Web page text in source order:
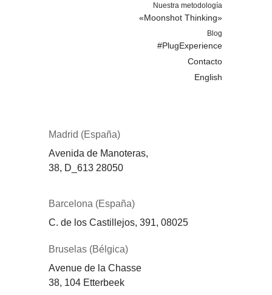
Madrid (España)
Avenida de Manoteras,
38, D_613 28050
Barcelona (España)
C. de los Castillejos, 391, 08025
Bruselas (Bélgica)
Avenue de la Chasse
38, 104 Etterbeek
Nuestra metodología
«Moonshot Thinking»
Blog
#PlugExperience
Contacto
English